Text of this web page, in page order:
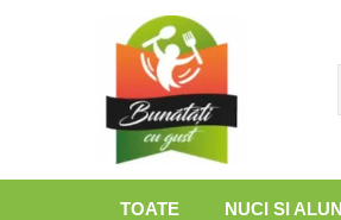
TOATE NUCI SI